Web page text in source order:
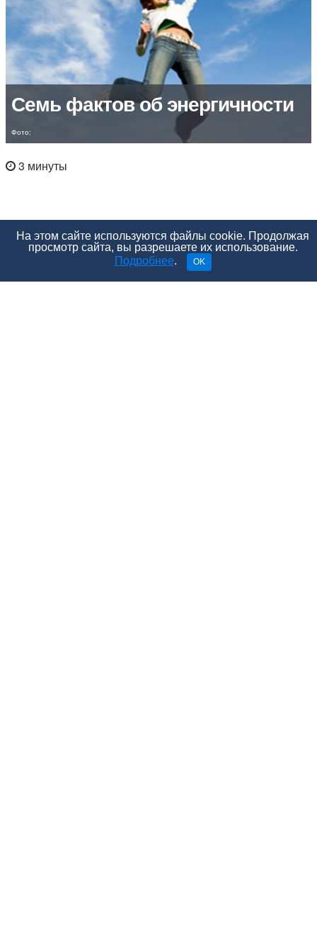
Семь фактов об энергичности
Фото:
3 минуты
На этом сайте используются файлы cookie. Продолжая
просмотр сайта, вы разрешаете их использование.
Подробнее. OK